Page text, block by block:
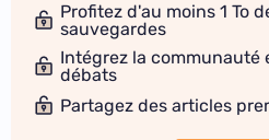
Profitez d'au moins 1 To
sauvegardes
Intégrez la communauté
débats
Partagez des articles